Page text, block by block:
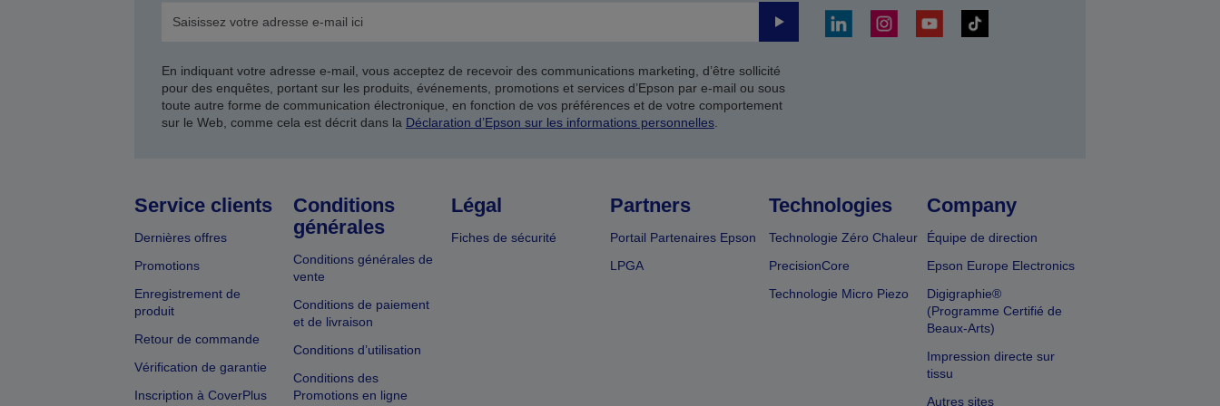
Valider
En indiquant votre adresse e-mail, vous acceptez de recevoir des communications marketing, d’être sollicité
pour des enquêtes, portant sur les produits, événements, promotions et services d’Epson par e-mail ou sous
toute autre forme de communication électronique, en fonction de vos préférences et de votre comportement
sur le Web, comme cela est décrit dans la Déclaration d’Epson sur les informations personnelles.
Service clients
Dernières offres
Promotions
Enregistrement de
produit
Retour de commande
Vérification de garantie
Inscription à CoverPlus
Conditions
générales
Conditions générales de
vente
Conditions de paiement
et de livraison
Conditions d’utilisation
Conditions des
Promotions en ligne
Légal
Fiches de sécurité
Partners
Portail Partenaires Epson
LPGA
Technologies
Technologie Zéro Chaleur
PrecisionCore
Technologie Micro Piezo
Company
Équipe de direction
Epson Europe Electronics
Digigraphie®
(Programme Certifié de
Beaux-Arts)
Impression directe sur
tissu
Autres sites